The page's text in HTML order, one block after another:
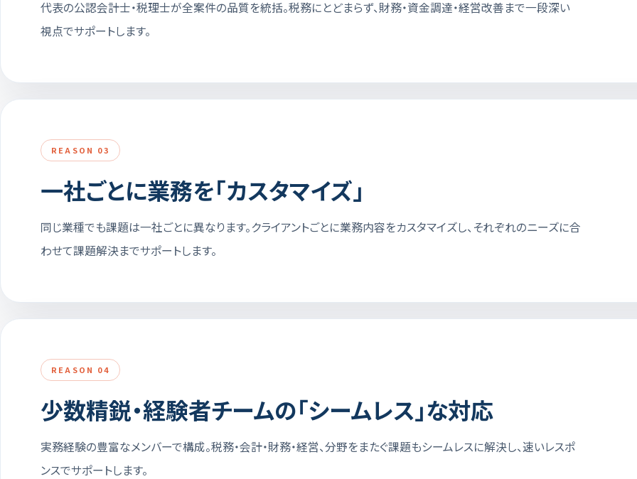
代表の公認会計士・税理士が全案件の品質を統括。税務にとどまらず、財務・資金調達・経営改善まで一段深い
視点でサポートします。
REASON 03
一社ごとに業務を「カスタマイズ」
同じ業種でも課題は一社ごとに異なります。クライアントごとに業務内容をカスタマイズし、それぞれのニーズに合
わせて課題解決までサポートします。
REASON 04
少数精鋭・経験者チームの「シームレス」な対応
実務経験の豊富なメンバーで構成。税務・会計・財務・経営、分野をまたぐ課題もシームレスに解決し、速いレスポ
ンスでサポートします。